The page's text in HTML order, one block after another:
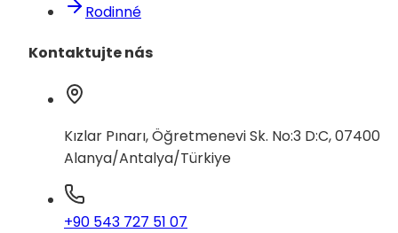
Rodinné
Kontaktujte nás
Kızlar Pınarı, Öğretmenevi Sk. No:3 D:C, 07400
Alanya/Antalya/Türkiye
+90 543 727 51 07